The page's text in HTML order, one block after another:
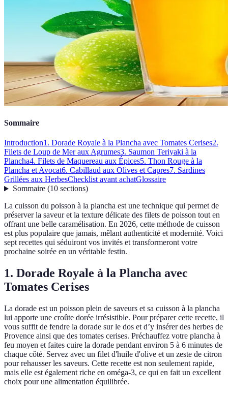
Sommaire
Introduction1. Dorade Royale à la Plancha avec Tomates Cerises2.
Filets de Loup de Mer aux Agrumes3. Saumon Teriyaki à la
Plancha4. Filets de Maquereau aux Épices5. Thon Rouge à la
Plancha et Avocat6. Cabillaud aux Olives et Capres7. Sardines
Grillées aux HerbesChecklist avant achatGlossaire
Sommaire(10 sections)
La cuisson du poisson à la plancha est une technique qui permet de
préserver la saveur et la texture délicate des filets de poisson tout en
offrant une belle caramélisation. En 2026, cette méthode de cuisson
est plus populaire que jamais, mêlant authenticité et modernité. Voici
sept recettes qui séduiront vos invités et transformeront votre
prochaine soirée en un véritable festin.
1. Dorade Royale à la Plancha avec
Tomates Cerises
La dorade est un poisson plein de saveurs et sa cuisson à la plancha
lui apporte une croûte dorée irrésistible. Pour préparer cette recette, il
vous suffit de fendre la dorade sur le dos et d’y insérer des herbes de
Provence ainsi que des tomates cerises. Préchauffez votre plancha à
feu moyen et faites cuire la dorade pendant environ 5 à 6 minutes de
chaque côté. Servez avec un filet d'huile d'olive et un zeste de citron
pour rehausser les saveurs. Cette recette est non seulement rapide,
mais elle est également riche en oméga-3, ce qui en fait un excellent
choix pour une alimentation équilibrée.